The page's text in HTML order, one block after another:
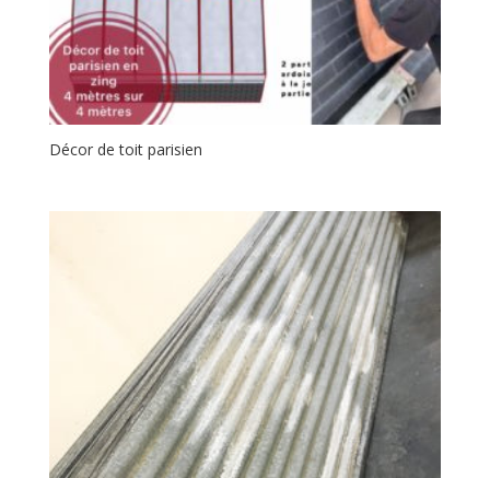
Décor de toit parisien